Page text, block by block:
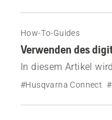
How-To-Guides
Verwenden des
In diesem Artikel
beschrieben.
#Husqvarna Connect